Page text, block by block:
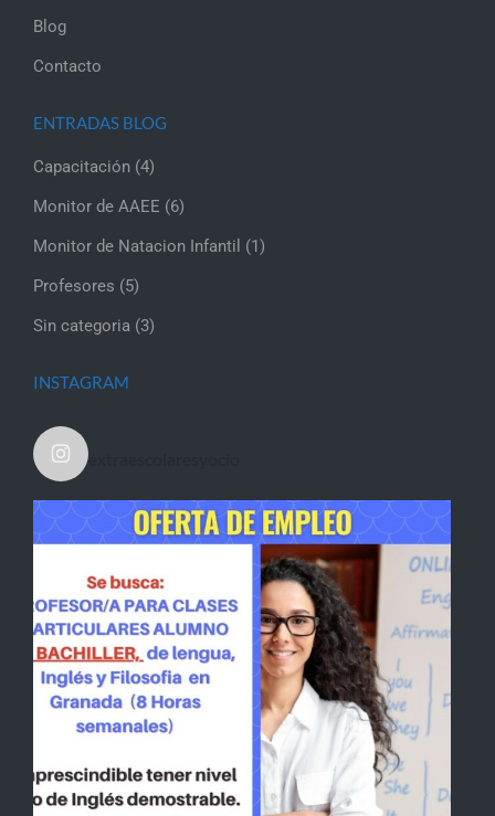
Blog
Contacto
ENTRADAS BLOG
Capacitación (4)
Monitor de AAEE (6)
Monitor de Natacion Infantil (1)
Profesores (5)
Sin categoria (3)
INSTAGRAM